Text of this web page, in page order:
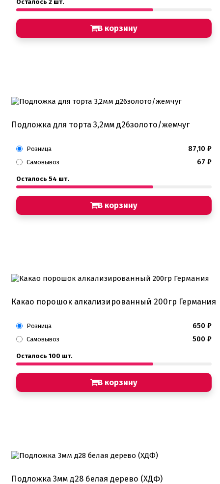
Осталось 2 шт.
В корзину
Подложка для торта 3,2мм д26золото/жемчуг
Розница 87,10 ₽
Самовывоз 67 ₽
Осталось 54 шт.
В корзину
Какао порошок алкализированный 200гр Германия
Розница 650 ₽
Самовывоз 500 ₽
Осталось 100 шт.
В корзину
Подложка 3мм д28 белая дерево (ХДФ)